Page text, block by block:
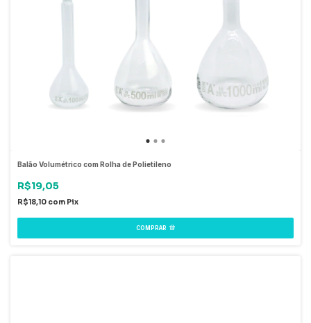
Balão Volumétrico com Rolha de Polietileno
R$19,05
R$18,10 com Pix
COMPRAR